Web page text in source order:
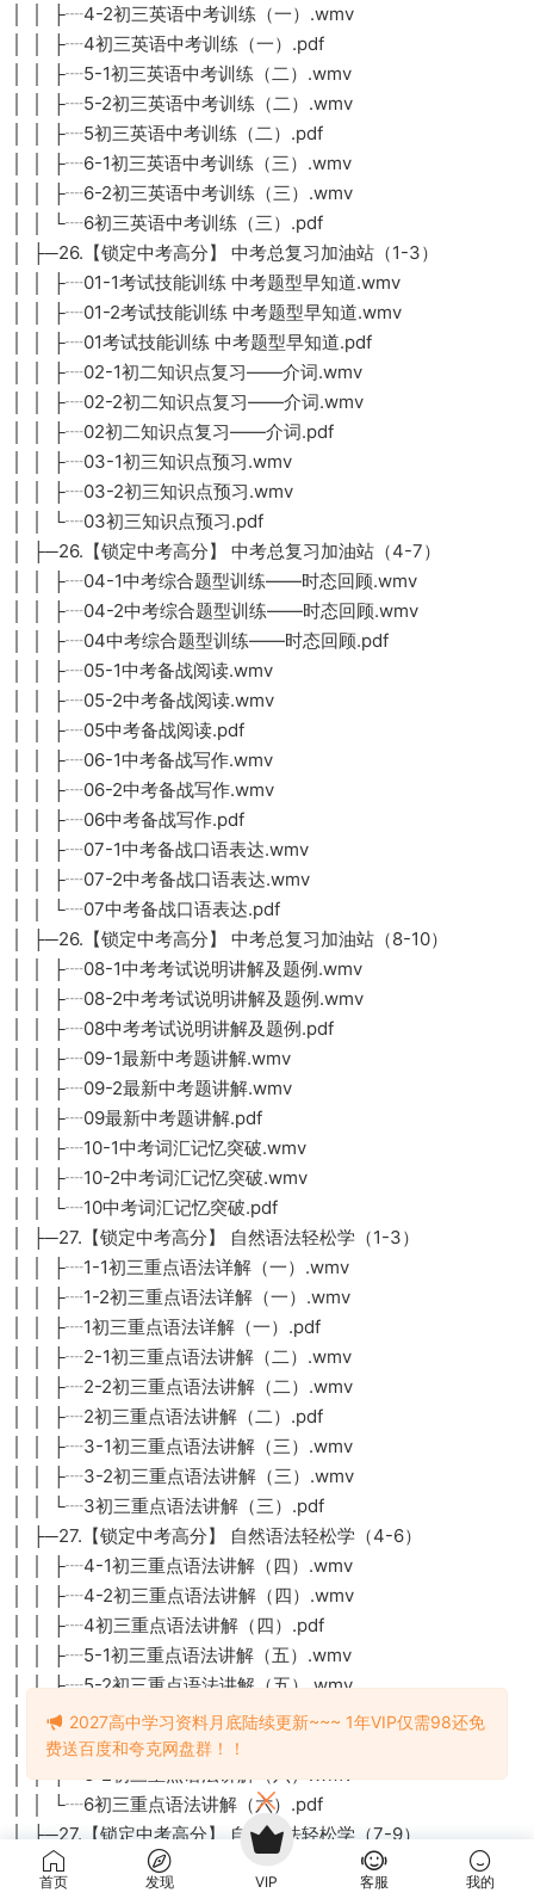
│ │ ├┈4-2初三英语中考训练（一）.wmv
│ │ ├┈4初三英语中考训练（一）.pdf
│ │ ├┈5-1初三英语中考训练（二）.wmv
│ │ ├┈5-2初三英语中考训练（二）.wmv
│ │ ├┈5初三英语中考训练（二）.pdf
│ │ ├┈6-1初三英语中考训练（三）.wmv
│ │ ├┈6-2初三英语中考训练（三）.wmv
│ │ └┈6初三英语中考训练（三）.pdf
│ ├─26.【锁定中考高分】 中考总复习加油站（1-3）
│ │ ├┈01-1考试技能训练 中考题型早知道.wmv
│ │ ├┈01-2考试技能训练 中考题型早知道.wmv
│ │ ├┈01考试技能训练 中考题型早知道.pdf
│ │ ├┈02-1初二知识点复习——介词.wmv
│ │ ├┈02-2初二知识点复习——介词.wmv
│ │ ├┈02初二知识点复习——介词.pdf
│ │ ├┈03-1初三知识点预习.wmv
│ │ ├┈03-2初三知识点预习.wmv
│ │ └┈03初三知识点预习.pdf
│ ├─26.【锁定中考高分】 中考总复习加油站（4-7）
│ │ ├┈04-1中考综合题型训练——时态回顾.wmv
│ │ ├┈04-2中考综合题型训练——时态回顾.wmv
│ │ ├┈04中考综合题型训练——时态回顾.pdf
│ │ ├┈05-1中考备战阅读.wmv
│ │ ├┈05-2中考备战阅读.wmv
│ │ ├┈05中考备战阅读.pdf
│ │ ├┈06-1中考备战写作.wmv
│ │ ├┈06-2中考备战写作.wmv
│ │ ├┈06中考备战写作.pdf
│ │ ├┈07-1中考备战口语表达.wmv
│ │ ├┈07-2中考备战口语表达.wmv
│ │ └┈07中考备战口语表达.pdf
│ ├─26.【锁定中考高分】 中考总复习加油站（8-10）
│ │ ├┈08-1中考考试说明讲解及题例.wmv
│ │ ├┈08-2中考考试说明讲解及题例.wmv
│ │ ├┈08中考考试说明讲解及题例.pdf
│ │ ├┈09-1最新中考题讲解.wmv
│ │ ├┈09-2最新中考题讲解.wmv
│ │ ├┈09最新中考题讲解.pdf
│ │ ├┈10-1中考词汇记忆突破.wmv
│ │ ├┈10-2中考词汇记忆突破.wmv
│ │ └┈10中考词汇记忆突破.pdf
│ ├─27.【锁定中考高分】 自然语法轻松学（1-3）
│ │ ├┈1-1初三重点语法详解（一）.wmv
│ │ ├┈1-2初三重点语法详解（一）.wmv
│ │ ├┈1初三重点语法详解（一）.pdf
│ │ ├┈2-1初三重点语法讲解（二）.wmv
│ │ ├┈2-2初三重点语法讲解（二）.wmv
│ │ ├┈2初三重点语法讲解（二）.pdf
│ │ ├┈3-1初三重点语法讲解（三）.wmv
│ │ ├┈3-2初三重点语法讲解（三）.wmv
│ │ └┈3初三重点语法讲解（三）.pdf
│ ├─27.【锁定中考高分】 自然语法轻松学（4-6）
│ │ ├┈4-1初三重点语法讲解（四）.wmv
│ │ ├┈4-2初三重点语法讲解（四）.wmv
│ │ ├┈4初三重点语法讲解（四）.pdf
│ │ ├┈5-1初三重点语法讲解（五）.wmv
│ │ ├┈5-2初三重点语法讲解（五）.wmv
│ │ ├┈5初三重点语法讲解（五）.pdf
│ │ ├┈6-1初三重点语法讲解（六）.wmv
│ │ ├┈6-2初三重点语法讲解（六）.wmv
│ │ └┈6初三重点语法讲解（六）.pdf
│ ├─27.【锁定中考高分】 自然语法轻松学（7-9）
│ │ ├┈7-1初三重点语法讲解（七）.wmv
│ │ ├┈7-2初三重点语法讲解（七）.wmv
首页 发现 VIP 客服 我的
2027高中学习资料月底陆续更新~~~ 1年VIP仅需98还免
费送百度和夸克网盘群！！